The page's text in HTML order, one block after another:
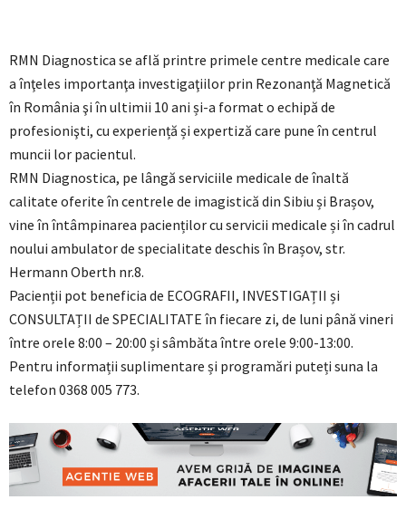
RMN Diagnostica se află printre primele centre medicale care
a înţeles importanţa investigaţiilor prin Rezonanţă Magnetică
în România şi în ultimii 10 ani și-a format o echipă de
profesionişti, cu experiență și expertiză care pune în centrul
muncii lor pacientul.
RMN Diagnostica, pe lângă serviciile medicale de înaltă
calitate oferite în centrele de imagistică din Sibiu și Brașov,
vine în întâmpinarea pacienților cu servicii medicale și în cadrul
noului ambulator de specialitate deschis în Brașov, str.
Hermann Oberth nr.8.
Pacienții pot beneficia de ECOGRAFII, INVESTIGAȚII și
CONSULTAȚII de SPECIALITATE în fiecare zi, de luni până vineri
între orele 8:00 – 20:00 și sâmbăta între orele 9:00-13:00.
Pentru informații suplimentare și programări puteți suna la
telefon 0368 005 773.